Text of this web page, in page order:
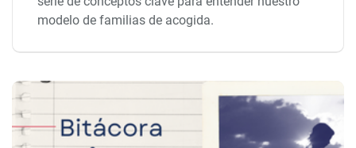
modelo de familias de acogida.